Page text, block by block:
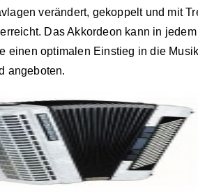
verändert, gekoppelt und mit
Das Akkordeon kann in
einen optimalen Einstieg in die
angeboten.